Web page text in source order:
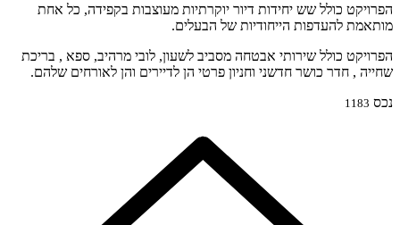
הפרויקט כולל שש יחידות דיור יוקרתיות מעוצבות בקפידה, כל אחת
מותאמת להעדפות הייחודיות של הבעלים.
הפרויקט כולל שירותי אבטחה מסביב לשעון, לובי מרהיב, ספא , בריכת
שחייה , חדר כושר חדשני וחניון פרטי הן לדיירים והן לאורחים שלהם.
נכס 1183